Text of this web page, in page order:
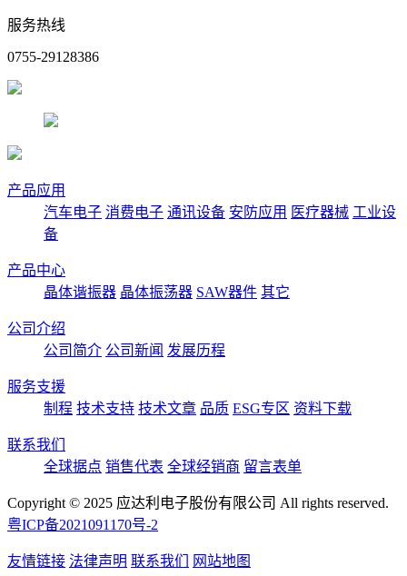
服务热线
0755-29128386
产品应用
汽车电子 消费电子 通讯设备 安防应用 医疗器械 工业设
备
产品中心
晶体谐振器 晶体振荡器 SAW器件 其它
公司介绍
公司简介 公司新闻 发展历程
服务支援
制程 技术支持 技术文章 品质 ESG专区 资料下载
联系我们
全球据点 销售代表 全球经销商 留言表单
Copyright © 2025 应达利电子股份有限公司 All rights reserved.
粤ICP备2021091170号-2
友情链接 法律声明 联系我们 网站地图